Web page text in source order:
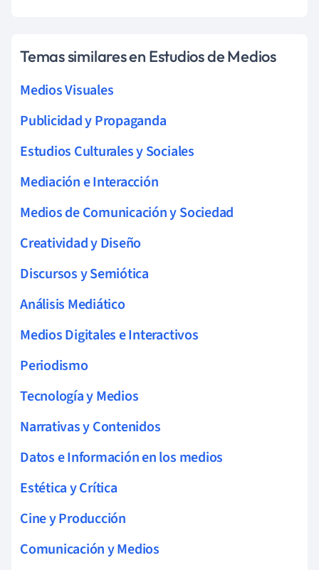
Temas similares en Estudios de Medios
Medios Visuales
Publicidad y Propaganda
Estudios Culturales y Sociales
Mediación e Interacción
Medios de Comunicación y Sociedad
Creatividad y Diseño
Discursos y Semiótica
Análisis Mediático
Medios Digitales e Interactivos
Periodismo
Tecnología y Medios
Narrativas y Contenidos
Datos e Información en los medios
Estética y Crítica
Cine y Producción
Comunicación y Medios